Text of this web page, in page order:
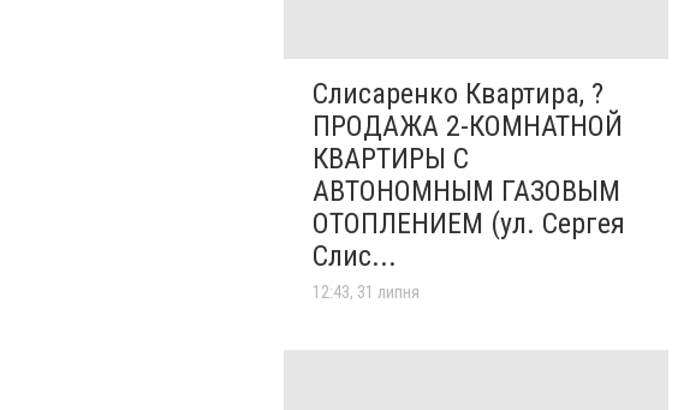
Слисаренко Квартира, ?
ПРОДАЖА 2-КОМНАТНОЙ
КВАРТИРЫ С
АВТОНОМНЫМ ГАЗОВЫМ
ОТОПЛЕНИЕМ (ул. Сергея
Слис...
12:43, 31 липня